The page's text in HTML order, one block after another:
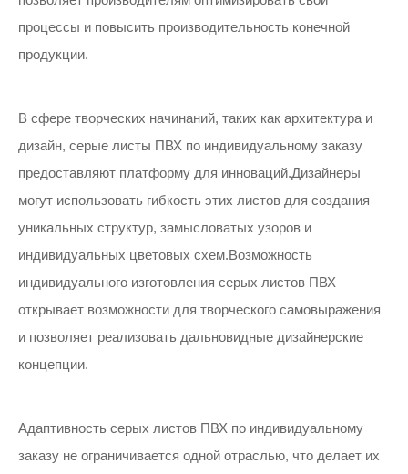
процессы и повысить производительность конечной
продукции.
В сфере творческих начинаний, таких как архитектура и
дизайн, серые листы ПВХ по индивидуальному заказу
предоставляют платформу для инноваций.Дизайнеры
могут использовать гибкость этих листов для создания
уникальных структур, замысловатых узоров и
индивидуальных цветовых схем.Возможность
индивидуального изготовления серых листов ПВХ
открывает возможности для творческого самовыражения
и позволяет реализовать дальновидные дизайнерские
концепции.
Адаптивность серых листов ПВХ по индивидуальному
заказу не ограничивается одной отраслью, что делает их